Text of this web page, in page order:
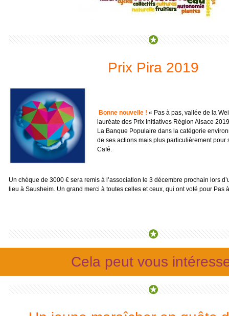
Prix Pira 2019
Bonne nouvelle ! « Pas à pas, vallée de la
lauréate des Prix Initiatives Région Alsace
La Banque Populaire dans la catégorie
de ses actions mais plus particulièrement pour
Café.
Un chèque de 3000 € sera remis à l’association le 3 décembre prochain lors
lieu à Sausheim. Un grand merci à toutes celles et ceux, qui ont voté pour Pas
Cela peut vous